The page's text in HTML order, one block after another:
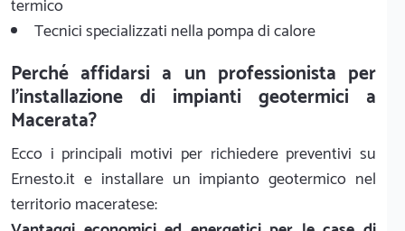
termico
Tecnici specializzati nella pompa di calore
Perché affidarsi a un professionista per
l'installazione di impianti geotermici a
Macerata?
Ecco i principali motivi per richiedere preventivi su
Ernesto.it e installare un impianto geotermico nel
territorio maceratese: